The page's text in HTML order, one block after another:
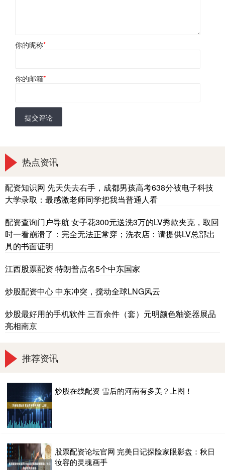
你的昵称*
你的邮箱*
提交评论
热点资讯
配资知识网 先天失去右手，成都男孩高考638分被电子科技
大学录取：最感激老师同学把我当普通人看
配资查询门户导航 女子花300元送洗3万的LV秀款夹克，取回
时一看崩溃了：完全无法正常穿；洗衣店：请提供LV总部出
具的书面证明
江西股票配资 特朗普点名5个中东国家
炒股配资中心 中东冲突，搅动全球LNG风云
炒股最好用的手机软件 三百余件（套）元明颜色釉瓷器展品
亮相南京
推荐资讯
炒股在线配资 雪后的河南有多美？上图！
股票配资论坛官网 完美日记探险家眼影盘：秋日
妆容的灵魂画手